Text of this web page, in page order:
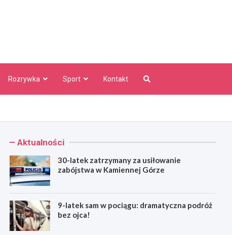
Rozrywka Sport Kontakt
Aktualności
30-latek zatrzymany za usiłowanie
zabójstwa w Kamiennej Górze
9-latek sam w pociągu: dramatyczna podróż
bez ojca!